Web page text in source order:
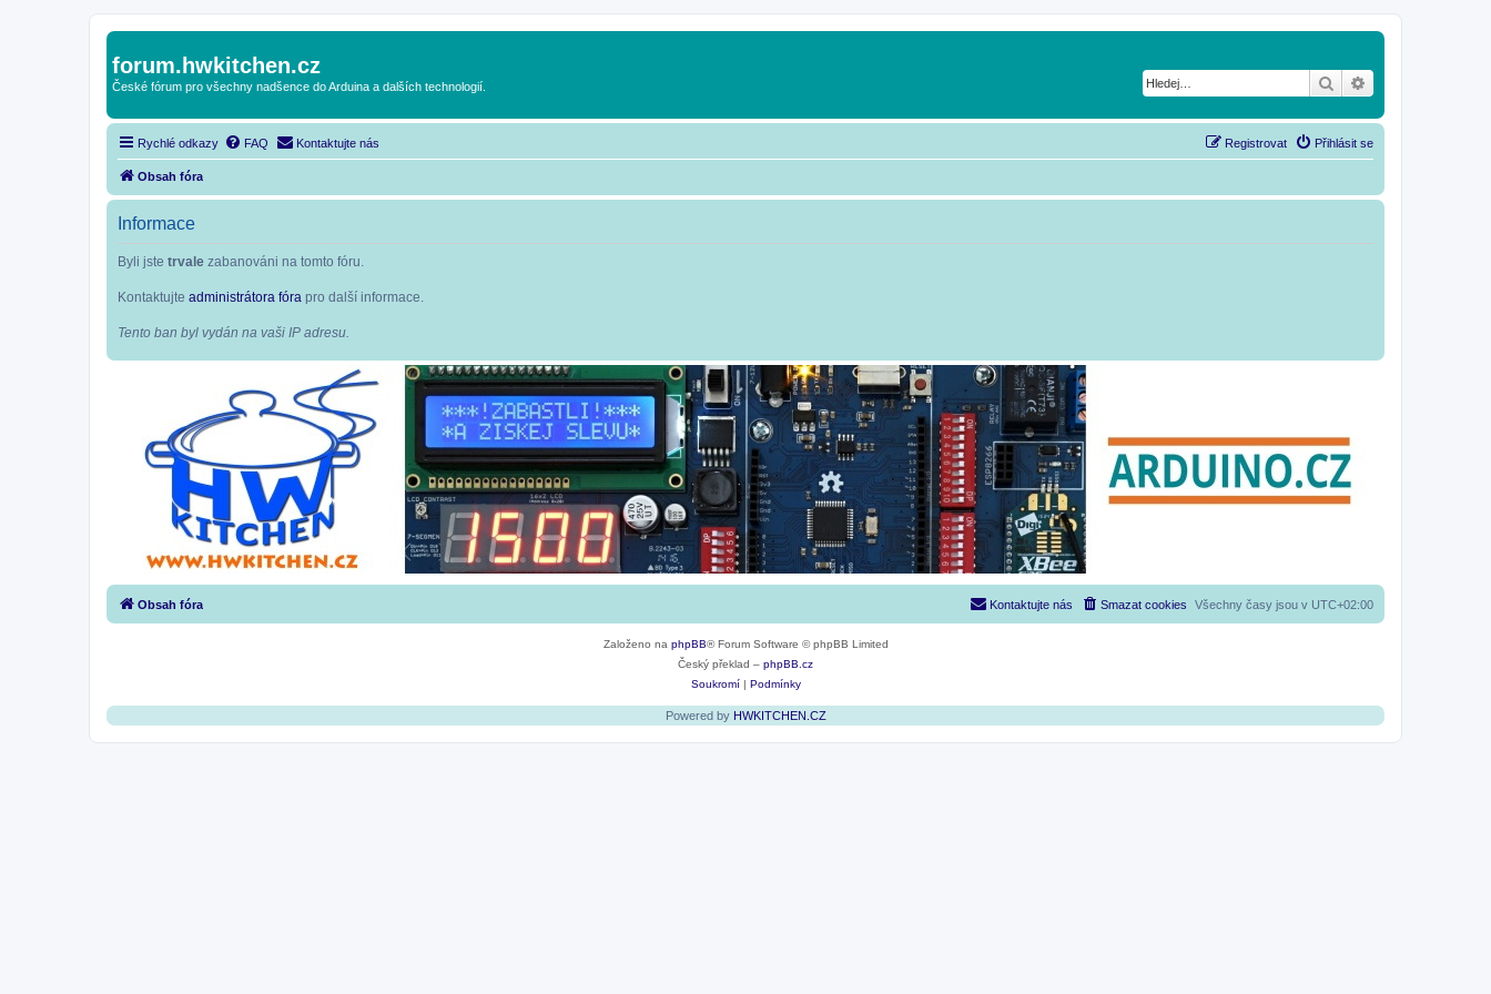
forum.hwkitchen.cz
České fórum pro všechny nadšence do Arduina a dalších technologií. Hledat
Rychlé odkazy FAQ Kontaktujte nás Přihlásit se
Registrovat
Obsah fóra
Informace
Byli jste trvale zabanováni na tomto fóru.
Kontaktujte administrátora fóra pro další informace.
Tento ban byl vydán na vaši IP adresu.
Obsah fóra Všechny časy jsou v UTC+02:00
Smazat cookies
Kontaktujte nás
Založeno na phpBB® Forum Software © phpBB Limited
Český překlad – phpBB.cz
Soukromí| Podmínky
Powered by HWKITCHEN.CZ